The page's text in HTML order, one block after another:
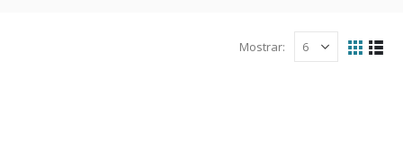
Mostrar: